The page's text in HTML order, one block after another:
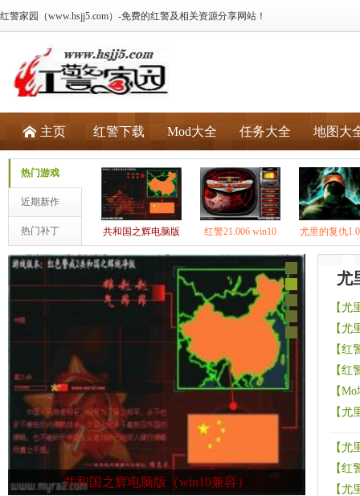
红警家园（www.hsjj5.com）-免费的红警及相关资源分享网站！
主页 红警下载 Mod大全 任务大全 地图大
热门游戏
近期新作
热门补丁
共和国之辉电脑版
（win10兼容）
红警21.006 win10
兼容版
尤里的复仇
美版
红警21.006 win10兼容版
尤
【尤
【尤
【红
【红
【Mo
【尤
【尤
【红
【尤